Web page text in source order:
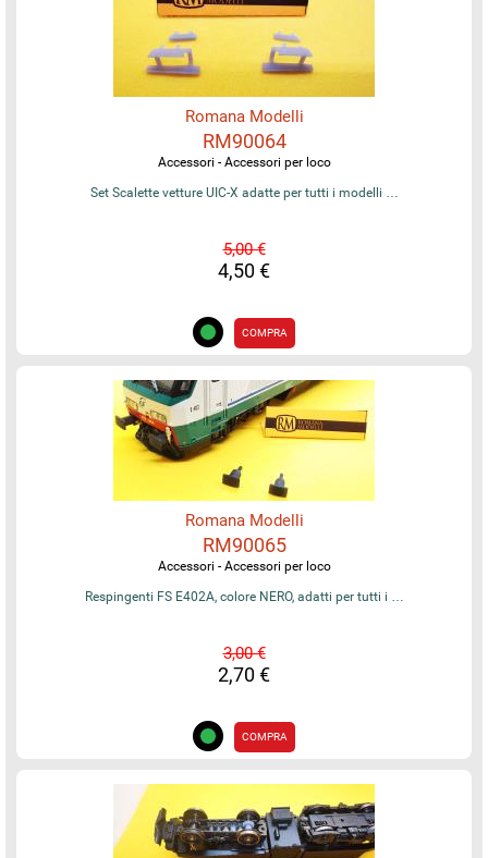
Romana Modelli
RM90064
Accessori - Accessori per loco
Set Scalette vetture UIC-X adatte per tutti i modelli …
5,00 €
4,50 €
COMPRA
Romana Modelli
RM90065
Accessori - Accessori per loco
Respingenti FS E402A, colore NERO, adatti per tutti i …
3,00 €
2,70 €
COMPRA